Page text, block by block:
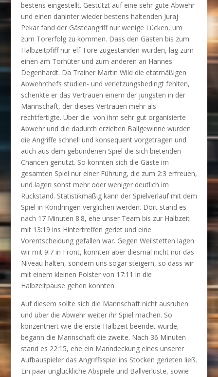
bestens eingestellt. Gestützt auf eine sehr gute Abwehr
und einen dahinter wieder bestens haltenden Juraj
Pekar fand der Gästeangriff nur wenige Lücken, um
zum Torerfolg zu kommen. Dass den Gästen bis zum
Halbzeitpfiff nur elf Tore zugestanden wurden, lag zum
einen am Torhüter und zum anderen an Hannes
Degenhardt. Da Trainer Martin Wild die etatmäßigen
Abwehrchefs studien- und verletzungsbedingt fehlten,
schenkte er das Vertrauen einem der jüngsten in der
Mannschaft, der dieses Vertrauen mehr als
rechtfertigte. Über die von ihm sehr gut organisierte
Abwehr und die dadurch erzielten Ballgewinne wurden
die Angriffe schnell und konsequent vorgetragen und
auch aus dem gebundenen Spiel die sich bietenden
Chancen genutzt. So konnten sich die Gäste im
gesamten Spiel nur einer Führung, die zum 2:3 erfreuen,
und lagen sonst mehr oder weniger deutlich im
Rückstand. Statistikmäßig kann der Spielverlauf mit dem
Spiel in Köndringen verglichen werden. Dort stand es
nach 17 Minuten 8:8, ehe unser Team bis zur Halbzeit
mit 13:19 ins Hintertreffen geriet und eine
Vorentscheidung gefallen war. Gegen Weilstetten lagen
wir mit 9:7 in Front, konnten aber diesmal nicht nur das
Niveau halten, sondern uns sogar steigern, so dass wir
mit einem kleinen Polster von 17:11 in die
Halbzeitpause gehen konnten.
Auf diesem sollte sich die Mannschaft nicht ausruhen
und über die Abwehr weiter ihr Spiel machen. So
konzentriert wie die erste Halbzeit beendet wurde,
begann die Mannschaft die zweite. Nach 36 Minuten
stand es 22:15, ehe ein Manndeckung eines unserer
Aufbauspieler das Angriffsspiel ins Stocken gerieten ließ.
Ein paar unglückliche Abspiele und Ballverluste, sowie